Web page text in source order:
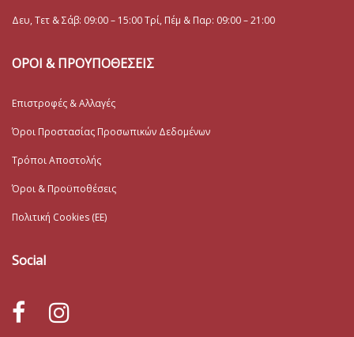
Δευ, Τετ & Σάβ: 09:00 – 15:00 Τρί, Πέμ & Παρ: 09:00 – 21:00
ΟΡΟΙ & ΠΡΟΥΠΟΘΕΣΕΙΣ
Επιστροφές & Αλλαγές
Όροι Προστασίας Προσωπικών Δεδομένων
Τρόποι Αποστολής
Όροι & Προϋποθέσεις
Πολιτική Cookies (ΕΕ)
Social